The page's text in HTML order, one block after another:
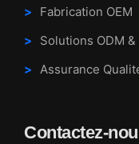
Fabrication OEM
Solutions ODM
Assurance
Contactez-